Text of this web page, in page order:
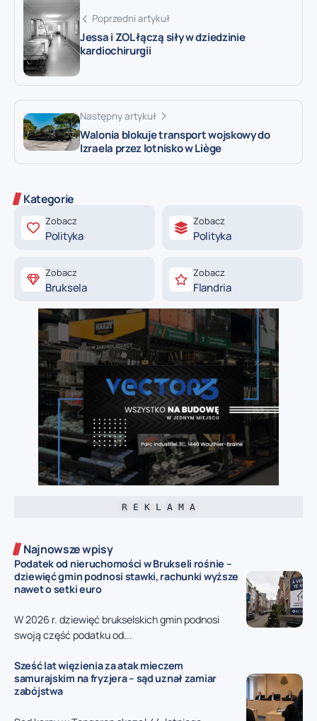
Poprzedni artykuł
Jessa i ZOL łączą siły w dziedzinie
kardiochirurgii
Następny artykuł
Walonia blokuje transport wojskowy do
Izraela przez lotnisko w Liège
Kategorie
Zobacz
Polityka
Zobacz
Polityka
Zobacz
Bruksela
Zobacz
Flandria
R E K L A M A
Najnowsze wpisy
Podatek od nieruchomości w Brukseli rośnie –
dziewięć gmin podnosi stawki, rachunki wyższe
nawet o setki euro
W 2026 r. dziewięć brukselskich gmin podnosi
swoją część podatku od...
Sześć lat więzienia za atak mieczem
samurajskim na fryzjera – sąd uznał zamiar
zabójstwa